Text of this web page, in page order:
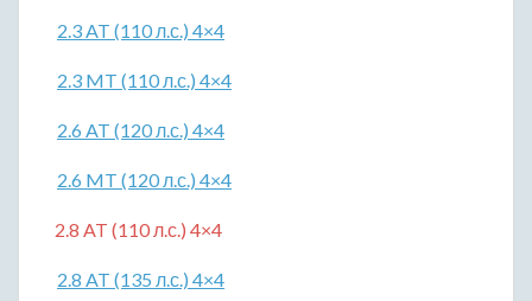
2.3 AT (110 л.с.) 4×4
2.3 MT (110 л.с.) 4×4
2.6 AT (120 л.с.) 4×4
2.6 MT (120 л.с.) 4×4
2.8 AT (110 л.с.) 4×4
2.8 AT (135 л.с.) 4×4